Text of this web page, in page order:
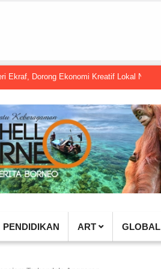
Ekonomi Kreatif Lokal Naik Kelas
PENDIDIKAN ART GLOBAL